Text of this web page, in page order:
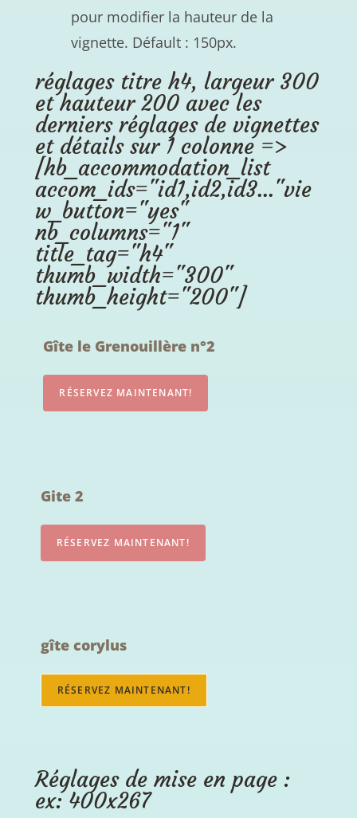
pour modifier la hauteur de la
vignette. Défault : 150px.
réglages titre h4, largeur 300
et hauteur 200 avec les
derniers réglages de vignettes
et détails sur 1 colonne =>
[hb_accommodation_list
accom_ids="id1,id2,id3..."vie
w_button="yes"
nb_columns="1"
title_tag="h4"
thumb_width="300"
thumb_height="200"]
Gîte le Grenouillère n°2
Gite 2
gîte corylus
Réglages de mise en page :
ex: 400x267